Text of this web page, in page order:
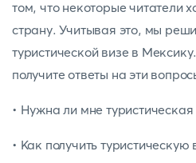
том, что некоторые читатели
страну. Учитывая это, мы
туристической визе в
получите ответы на эти
• Нужна ли мне
• Как получить туристическую